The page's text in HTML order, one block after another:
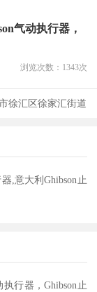
气动执行器，
浏览次数： 1343次
徐汇区徐家汇街道
,意大利Ghibson止
行器，Ghibson止